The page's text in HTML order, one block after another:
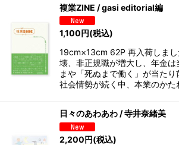
複業ZINE / gasi editorial編
1,100円(税込)
19cm×13cm 62P 再入荷しま
壊、非正規職が増大し、年金
まや「死ぬまで働く」が当た
社会情勢が続く中、本業のか
日々のあわあわ / 寺井奈緒美
2,200円(税込)